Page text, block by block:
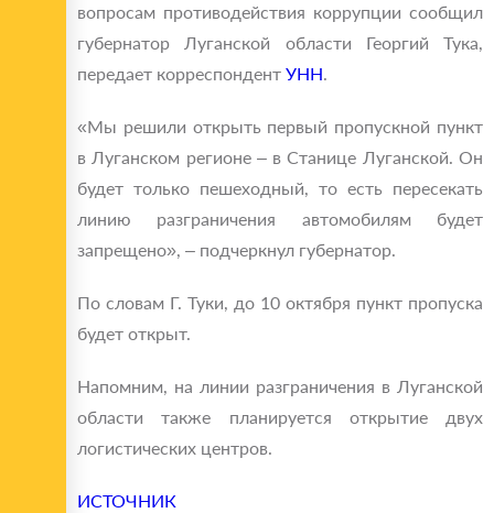
вопросам противодействия коррупции сообщил
губернатор Луганской области Георгий Тука,
передает корреспондент УНН.
«Мы решили открыть первый пропускной пункт
в Луганском регионе – в Станице Луганской. Он
будет только пешеходный, то есть пересекать
линию разграничения автомобилям будет
запрещено», – подчеркнул губернатор.
По словам Г. Туки, до 10 октября пункт пропуска
будет открыт.
Напомним, на линии разграничения в Луганской
области также планируется открытие двух
логистических центров.
ИСТОЧНИК